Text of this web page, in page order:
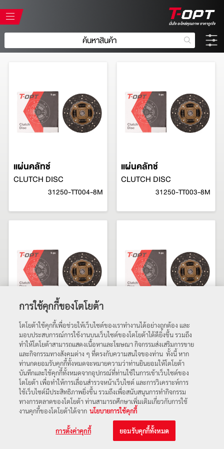
แผ่นคลัทช์
CLUTCH DISC
31250-TT004-8M
แผ่นคลัทช์
CLUTCH DISC
31250-TT003-8M
แผ่นคลัทช์
CLUTCH DISC
31250-TT002-8M
แผ่นคลัทช์
CLUTCH DISC
31250-TT001-8M
©2024 T-OPT Thailand. All rights reserved.
การใช้คุกกี้ของโตโยต้า
โตโยต้าใช้คุกกี้เพื่อช่วยให้เว็บไซต์ของเราทำงานได้อย่างถูกต้อง และ
มอบประสบการณ์การใช้งานบนเว็บไซต์ของโตโยต้าได้ดียิ่งขึ้น รวมถึง
ทำให้โตโยต้าสามารถแสดงเนื้อหาและโฆษณา กิจกรรมส่งเสริมการขาย
และกิจกรรมทางสังคมต่าง ๆ ที่ตรงกับความสนใจของท่าน ทั้งนี้ หาก
ท่านกดยอมรับคุกกี้ทั้งหมดจะหมายความว่าท่านยินยอมให้โตโยต้า
บันทึกและใช้คุกกี้ทั้งหมดจากอุปกรณ์ที่ท่านใช้ในการเข้าเว็บไซต์ของ
โตโยต้า เพื่อทำให้การเลื่อนสำรวจหน้าเว็บไซต์ และการวิเคราะห์การ
ใช้เว็บไซต์มีประสิทธิภาพยิ่งขึ้น รวมถึงเพื่อสนับสนุนการทำกิจกรรม
ทางการตลาดของโตโยต้า ท่านสามารถศึกษาเพิ่มเติมเกี่ยวกับการใช้
งานคุกกี้ของโตโยต้าได้จาก นโยบายการใช้คุกกี้
การตั้งค่าคุกกี้ ยอมรับคุกกี้ทั้งหมด